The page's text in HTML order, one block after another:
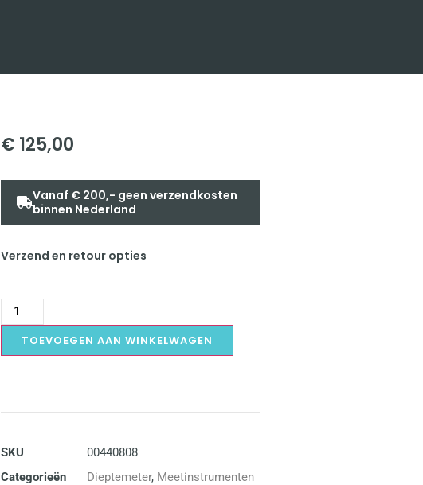
€ 125,00
Vanaf € 200,- geen verzendkosten
binnen Nederland
Verzend en retour opties
TOEVOEGEN AAN WINKELWAGEN
SKU
00440808
Categorieën
Dieptemeter, Meetinstrumenten